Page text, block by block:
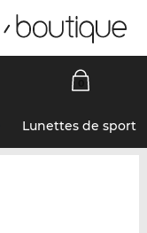
Lunettes de sport